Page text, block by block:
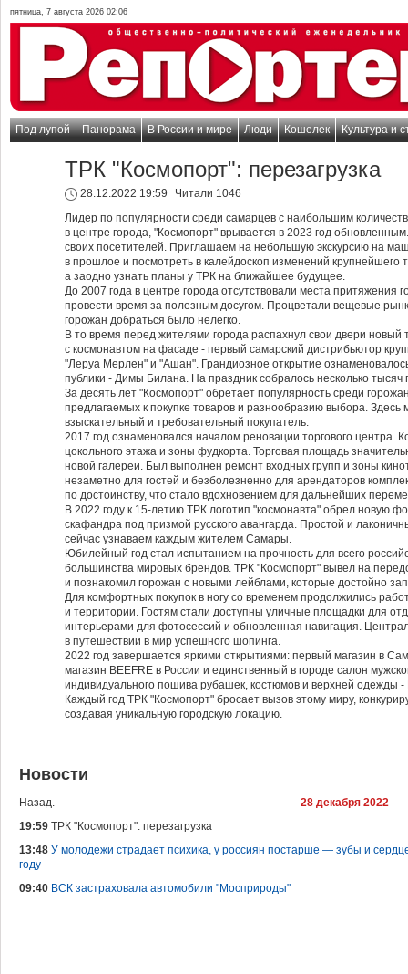
пятница, 7 августа 2026 02:06
Под лупой Панорама В России и мире Люди Кошелек Культура и
ТРК "Космопорт": перезагрузка
28.12.2022 19:59
Читали 1046
Лидер по популярности среди самарцев с наибольшим
в центре города, "Космопорт" врывается в 2023 год
своих посетителей. Приглашаем на небольшую экскурсию на
в прошлое и посмотреть в калейдоскоп изменений крупнейшего
а заодно узнать планы у ТРК на ближайшее будущее.
До 2007 года в центре города отсутствовали места притяжения
провести время за полезным досугом. Процветали вещевые
горожан добраться было нелегко.
В то время перед жителями города распахнул свои двери новый
с космонавтом на фасаде - первый самарский дистрибьютор
"Леруа Мерлен" и "Ашан". Грандиозное открытие
публики - Димы Билана. На праздник собралось несколько тысяч
За десять лет "Космопорт" обретает популярность среди
предлагаемых к покупке товаров и разнообразию выбора.
взыскательный и требовательный покупатель.
2017 год ознаменовался началом реновации торгового центра.
цокольного этажа и зоны фудкорта. Торговая площадь
новой галереи. Был выполнен ремонт входных групп и зоны
незаметно для гостей и безболезненно для арендаторов
по достоинству, что стало вдохновением для дальнейших
В 2022 году к 15-летию ТРК логотип "космонавта" обрел новую
скафандра под призмой русского авангарда. Простой и
сейчас узнаваем каждым жителем Самары.
Юбилейный год стал испытанием на прочность для всего
большинства мировых брендов. ТРК "Космопорт" вывел на
и познакомил горожан с новыми лейблами, которые достойно
Для комфортных покупок в ногу со временем продолжились
и территории. Гостям стали доступны уличные площадки для
интерьерами для фотосессий и обновленная навигация.
в путешествии в мир успешного шопинга.
2022 год завершается яркими открытиями: первый магазин в
магазин BEEFRE в России и единственный в городе салон
индивидуального пошива рубашек, костюмов и верхней одежды -
Каждый год ТРК "Космопорт" бросает вызов этому миру,
создавая уникальную городскую локацию.
Новости
Назад.
28 декабря 2022
19:59 ТРК "Космопорт": перезагрузка
13:48 У молодежи страдает психика, у россиян постарше — зубы и
году
09:40 ВСК застраховала автомобили "Мосприроды"